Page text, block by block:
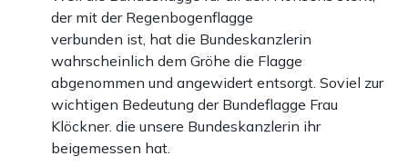
der mit der Regenbogenflagge
verbunden ist, hat die Bundeskanzlerin
wahrscheinlich dem Gröhe die Flagge
abgenommen und angewidert entsorgt. Soviel zur
wichtigen Bedeutung der Bundeflagge Frau
Klöckner. die unsere Bundeskanzlerin ihr
beigemessen hat.